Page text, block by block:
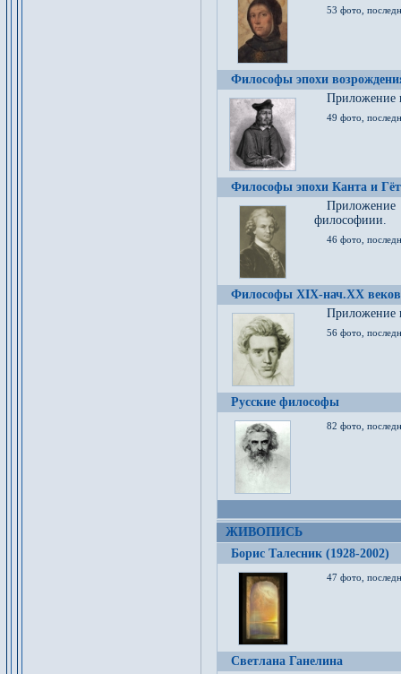
53 фото,
Философы эпохи
Приложение
49 фото,
Философы эпохи Канта и
философиии.
46 фото,
Философы XIX-нач.XX веков
Приложение
56 фото,
Русские философы
82 фото,
ЖИВОПИСЬ
Борис Талесник (1928-2002)
47 фото,
Светлана Ганелина